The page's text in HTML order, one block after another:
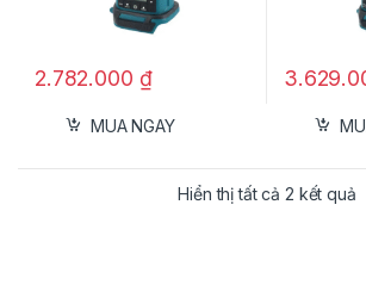
2.782.000 ₫
MUA NGAY
Hiển thị tất cả 2 kết quả